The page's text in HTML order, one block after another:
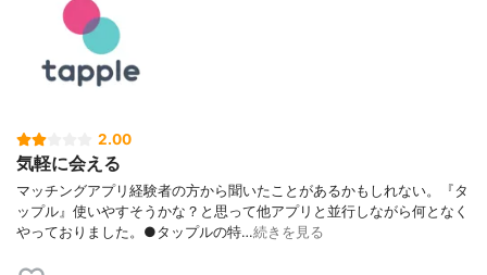
2.00
気軽に会える
マッチングアプリ経験者の方から聞いたことがあるかもしれない。『タ
ップル』使いやすそうかな？と思って他アプリと並行しながら何となく
やっておりました。●タップルの特…続きを見る